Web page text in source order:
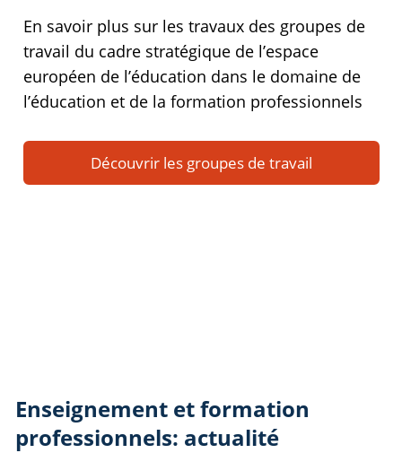
En savoir plus sur les travaux des groupes de
travail du cadre stratégique de l’espace
européen de l’éducation dans le domaine de
l’éducation et de la formation professionnels
Découvrir les groupes de travail
Enseignement et formation
professionnels: actualité